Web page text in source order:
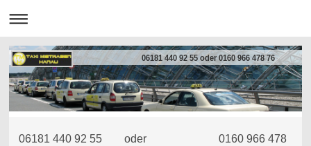
06181 440 92 55 oder 0160 966 478 76
06181 440 92 55 oder 0160 966 478